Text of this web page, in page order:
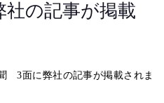
社の記事が掲載
3面に弊社の記事が掲載されま